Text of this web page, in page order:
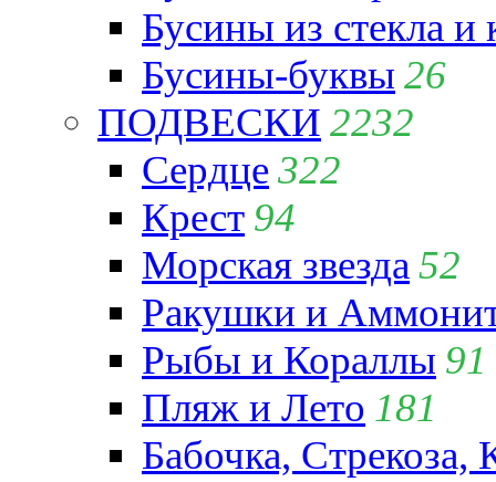
Бусины из стекла и
Бусины-буквы 26
ПОДВЕСКИ 2232
Сердце322
Крест 94
Морская звезда 52
Ракушки и
Рыбы и Кораллы 91
Пляж и Лето 181
Бабочка,